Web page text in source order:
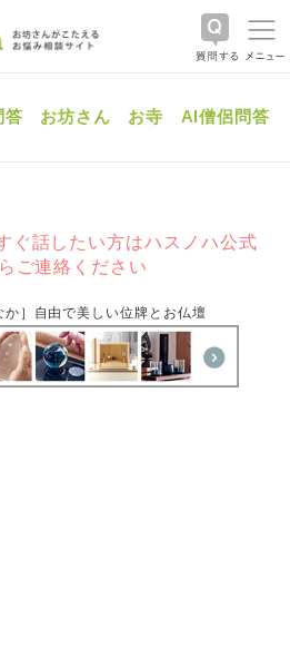
答 お坊さん お寺 AI僧侶問答
ぐ話したい方はハスノハ公式
ご連絡ください
か］自由で美しい位牌とお仏壇